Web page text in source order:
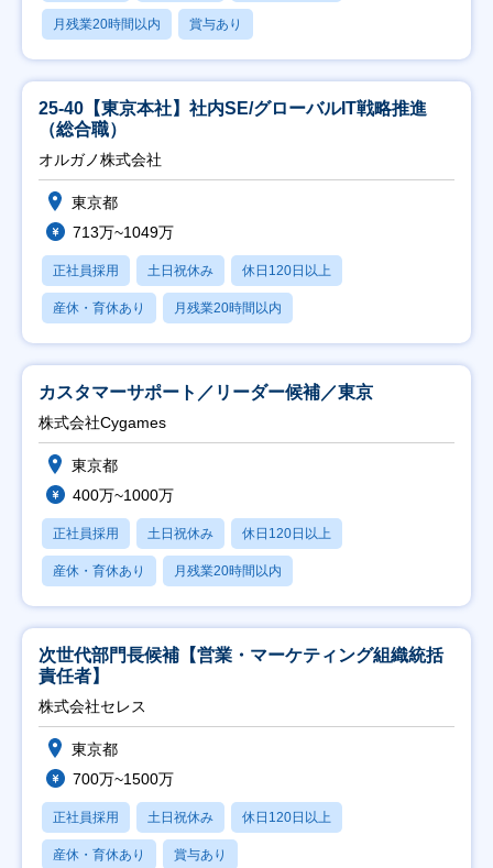
月残業20時間以内 賞与あり
25-40【東京本社】社内SE/グローバルIT戦略推進
（総合職）
オルガノ株式会社
東京都
713万~1049万
正社員採用 土日祝休み 休日120日以上
産休・育休あり 月残業20時間以内
カスタマーサポート／リーダー候補／東京
株式会社Cygames
東京都
400万~1000万
正社員採用 土日祝休み 休日120日以上
産休・育休あり 月残業20時間以内
次世代部門長候補【営業・マーケティング組織統括
責任者】
株式会社セレス
東京都
700万~1500万
正社員採用 土日祝休み 休日120日以上
産休・育休あり 賞与あり